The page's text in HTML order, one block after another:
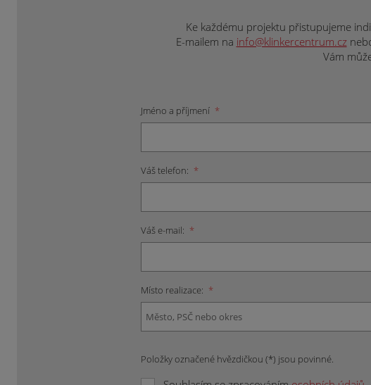
Ke každému projektu přistupujeme
E-mailem na info@klinkercentrum.cz
Vám
Jméno a příjmení *
Váš telefon: *
Váš e-mail: *
Místo realizace: *
Položky označené hvězdičkou (*) jsou povinné.